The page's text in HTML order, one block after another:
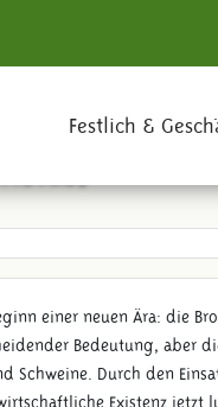
Festlich &
einer neuen Ära: die
Bedeutung, aber
Schweine. Durch den
Existenz jetzt